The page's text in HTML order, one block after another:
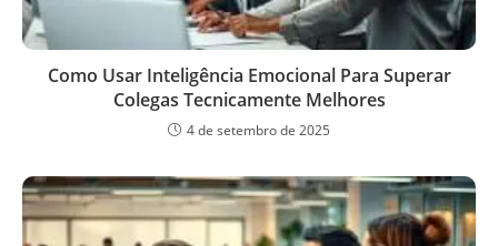
Como Usar Inteligência Emocional Para Superar
Colegas Tecnicamente Melhores
4 de setembro de 2025